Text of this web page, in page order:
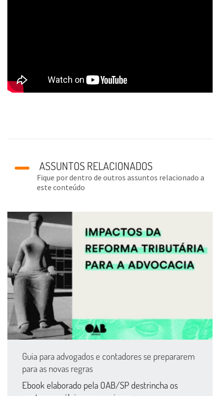
ASSUNTOS RELACIONADOS
Fique por dentro de outros assuntos relacionado a
este conteúdo
Guia para advogados e contadores se prepararem
para as novas regras
Ebook elaborado pela OAB/SP destrincha os